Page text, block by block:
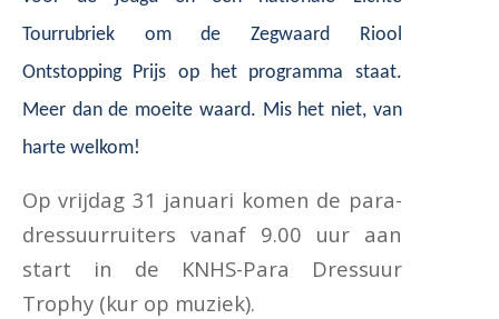
Tourrubriek om de Zegwaard Riool
Ontstopping Prijs op het programma staat.
Meer dan de moeite waard. Mis het niet, van
harte welkom!
Op vrijdag 31 januari komen de para-
dressuurruiters vanaf 9.00 uur aan
start in de KNHS-Para Dressuur
Trophy (kur op muziek).